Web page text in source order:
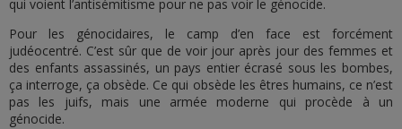
qui voient l’antisémitisme pour ne pas voir le génocide.
Pour les génocidaires, le camp d’en face est forcément
judéocentré. C’est sûr que de voir jour après jour des femmes et
des enfants assassinés, un pays entier écrasé sous les bombes,
ça interroge, ça obsède. Ce qui obsède les êtres humains, ce n’est
pas les juifs, mais une armée moderne qui procède à un
génocide.